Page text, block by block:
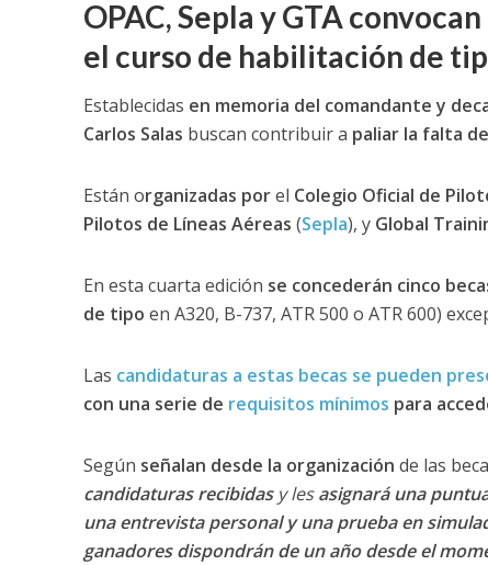
OPAC, Sepla y GTA
el curso de habilitación de
Establecidas en memoria del comandante y
Carlos Salas buscan contribuir a paliar la falta
Están organizadas porel Colegio Oficial de
Pilotos de Líneas Aéreas (Sepla), y Global
En esta cuarta edición se concederán cinco
de tipo en A320, B-737, ATR 500 o ATR 600)
Las candidaturas a estas becas se pueden
con una serie de requisitos mínimos para
Según señalan desde la organización de las
candidaturas recibidasy lesasignará una
una entrevista personal y una prueba en
ganadores dispondrán de un año desde el